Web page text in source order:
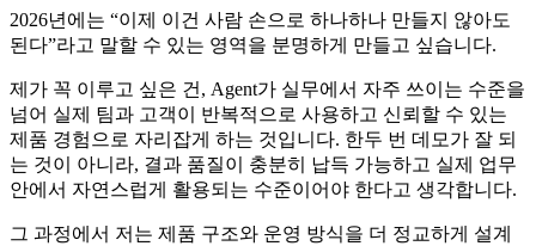
2026년에는 “이제 이건 사람 손으로 하나하나 만들지 않아도
된다”라고 말할 수 있는 영역을 분명하게 만들고 싶습니다.
제가 꼭 이루고 싶은 건, Agent가 실무에서 자주 쓰이는 수준을
넘어 실제 팀과 고객이 반복적으로 사용하고 신뢰할 수 있는
제품 경험으로 자리잡게 하는 것입니다. 한두 번 데모가 잘 되
는 것이 아니라, 결과 품질이 충분히 납득 가능하고 실제 업무
안에서 자연스럽게 활용되는 수준이어야 한다고 생각합니다.
그 과정에서 저는 제품 구조와 운영 방식을 더 정교하게 설계